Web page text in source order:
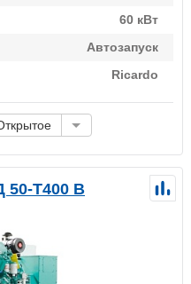
60 кВт
Автозапуск
Ricardo
50-Т400 B